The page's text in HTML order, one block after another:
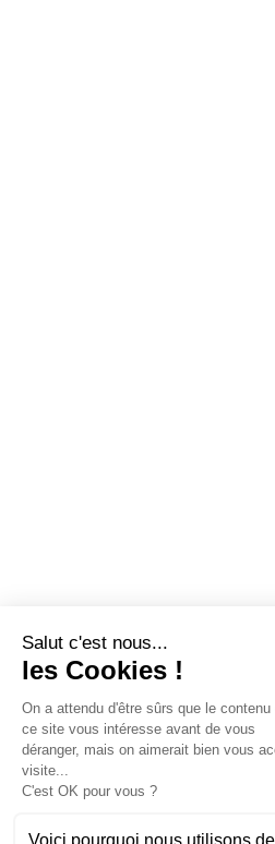
Salut c'est nous...
les Cookies !
On a attendu d'être sûrs que le contenu
ce site vous intéresse avant de vous
déranger, mais on aimerait bien vous
visite...
C'est OK pour vous ?
Voici pourquoi nous utilisons